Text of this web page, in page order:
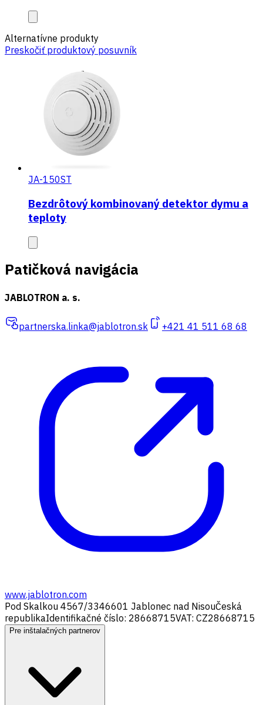
Alternatívne produkty
Preskočiť produktový posuvník
JA-150ST
Bezdrôtový kombinovaný detektor dymu a
teploty
Patičková navigácia
JABLOTRON a. s.
partnerska.linka@jablotron.sk +421 41 511 68 68
www.jablotron.com
Pod Skalkou 4567/3346601 Jablonec nad NisouČeská
republikaIdentifikačné číslo: 28668715VAT: CZ28668715
Pre inštalačných partnerov